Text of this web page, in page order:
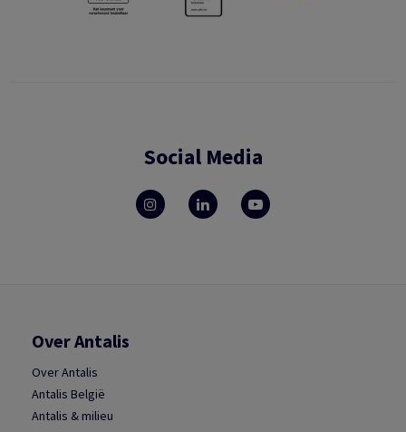
Social Media
Over Antalis
Over Antalis
Antalis België
Antalis & milieu